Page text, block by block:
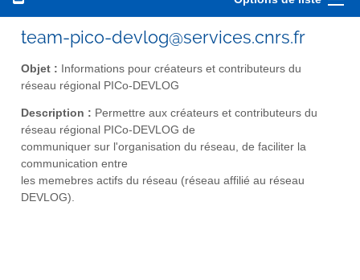
team-pico-devlog@services.cnrs.fr
Objet : Informations pour créateurs et contributeurs du
réseau régional PICo-DEVLOG
Description : Permettre aux créateurs et contributeurs du
réseau régional PICo-DEVLOG de
communiquer sur l'organisation du réseau, de faciliter la
communication entre
les memebres actifs du réseau (réseau affilié au réseau
DEVLOG).